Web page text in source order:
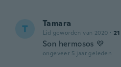
T Tamara
Lid geworden van 2020 · 21
Son hermosos 💜
ongeveer 5 jaar geleden